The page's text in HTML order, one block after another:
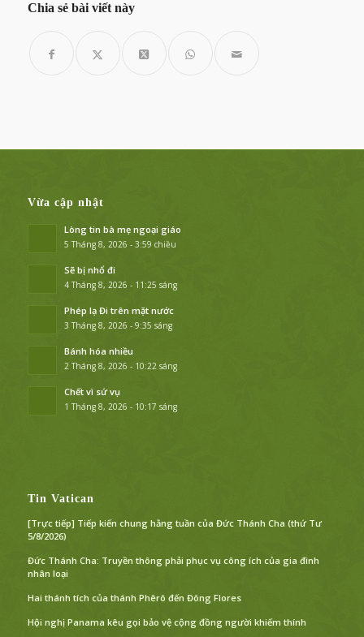
Chia sẻ bài viết này
Vừa cập nhật
Lòng tin bà mẹ ngoại giáo
5 Tháng 8, 2026 - 3:59 chiều
Sẽ bị nhổ đi
4 Tháng 8, 2026 - 11:25 sáng
Phép lạ Đi trên mặt nước
3 Tháng 8, 2026 - 9:35 sáng
Bánh hóa nhiều
2 Tháng 8, 2026 - 10:22 sáng
Chết vì sứ vụ
1 Tháng 8, 2026 - 10:17 sáng
Tin Vatican
[Trực tiếp] Tiếp kiến chung hằng tuần của Đức Thánh Cha (thứ Tư
5/8/2026)
Đức Thánh Cha: Truyền thông phải phục vụ công ích của gia đình
nhân loại
Hai thánh tích của thánh Phêrô đến Đông Flores
Hội nghị Panama kêu gọi bảo vệ cộng đồng người khiếm thính